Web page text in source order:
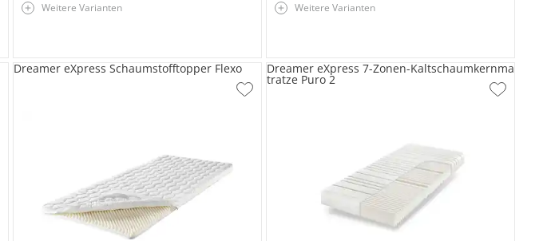
Weitere Varianten Weitere Varianten
Dreamer eXpress Schaumstofftopper Flexo Dreamer eXpress 7-Zonen-Kaltschaumkernma
tratze Puro 2